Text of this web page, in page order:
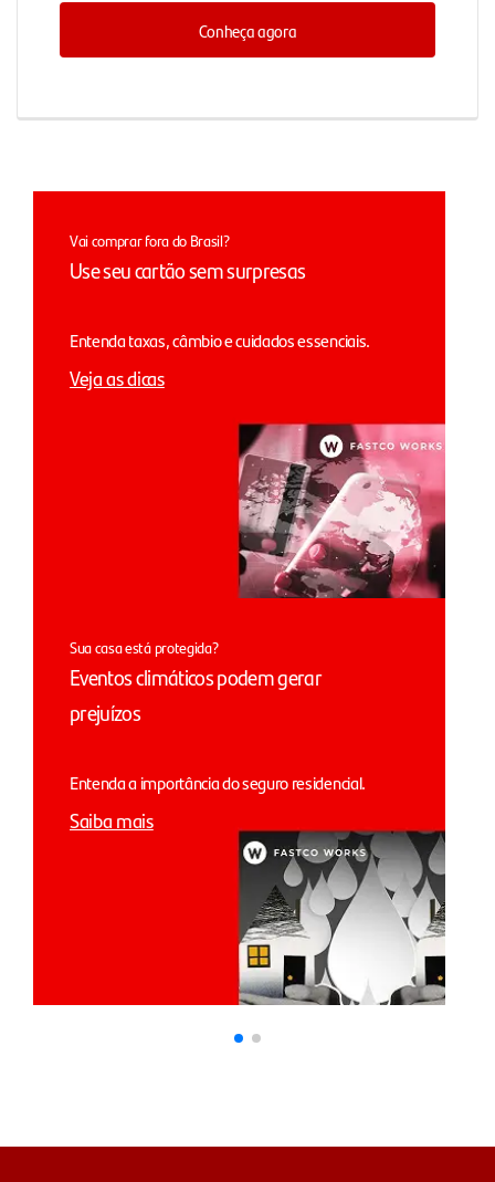
Conheça agora
Vai comprar fora do Brasil?
Use seu cartão sem surpresas
Entenda taxas, câmbio e cuidados essenciais.
Veja as dicas
Sua casa está protegida?
Eventos climáticos podem gerar
prejuízos
Entenda a importância do seguro residencial.
Saiba mais